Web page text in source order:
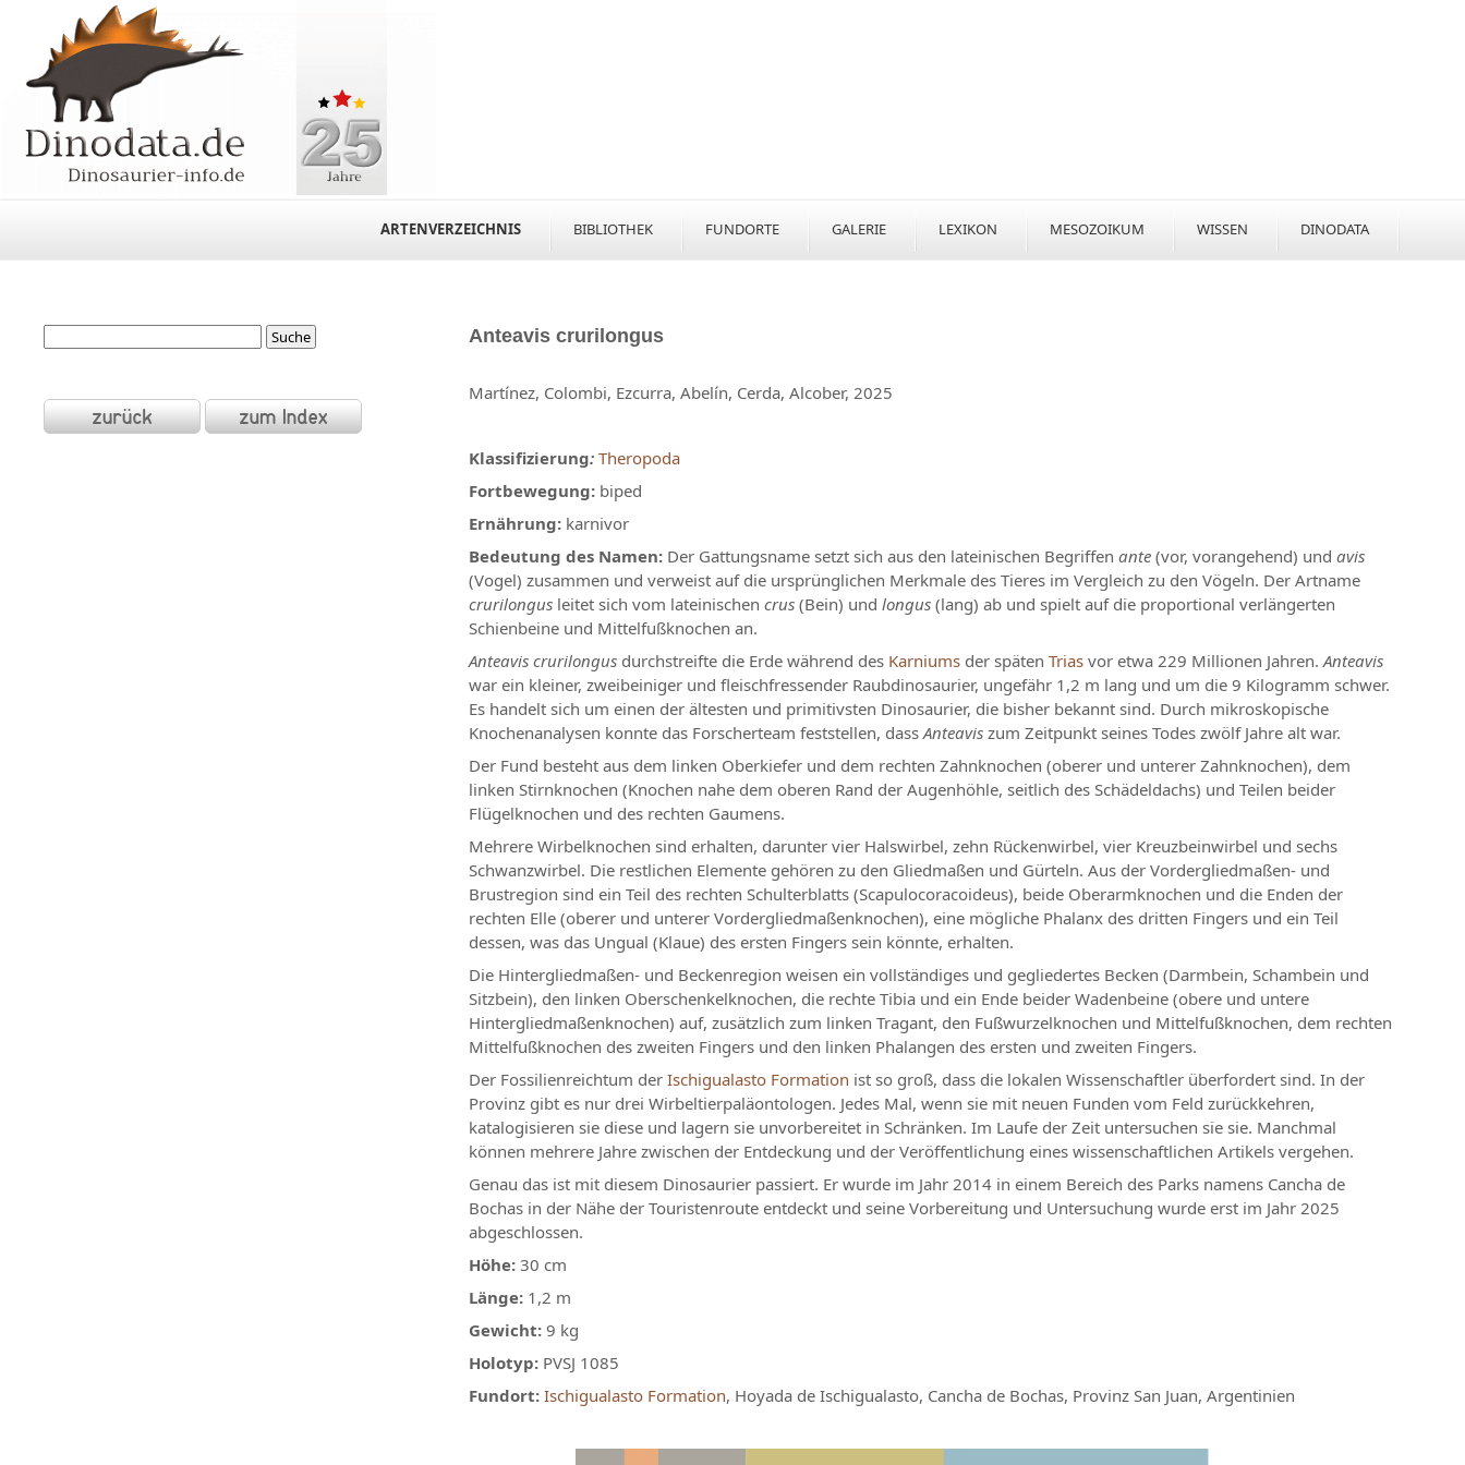
ARTENVERZEICHNIS BIBLIOTHEK FUNDORTE GALERIE LEXIKON MESOZOIKUM WISSEN DINODATA
Anteavis crurilongus
Martínez, Colombi, Ezcurra, Abelín, Cerda, Alcober, 2025
Klassifizierung: Theropoda
Fortbewegung: biped
Ernährung: karnivor
Bedeutung des Namen: Der Gattungsname setzt sich aus den lateinischen Begriffen ante (vor, vorangehend) und avis
(Vogel) zusammen und verweist auf die ursprünglichen Merkmale des Tieres im Vergleich zu den Vögeln. Der Artname
crurilongus leitet sich vom lateinischen crus (Bein) und longus (lang) ab und spielt auf die proportional verlängerten
Schienbeine und Mittelfußknochen an.
Anteavis crurilongus durchstreifte die Erde während des Karniums der späten Trias vor etwa 229 Millionen Jahren.Anteavis
war ein kleiner, zweibeiniger und fleischfressender Raubdinosaurier, ungefähr 1,2 m lang und um die 9 Kilogramm schwer.
Es handelt sich um einen der ältesten und primitivsten Dinosaurier, die bisher bekannt sind. Durch mikroskopische
Knochenanalysen konnte das Forscherteam feststellen, dassAnteavis zum Zeitpunkt seines Todes zwölf Jahre alt war.
Der Fund besteht aus dem linken Oberkiefer und dem rechten Zahnknochen (oberer und unterer Zahnknochen), dem
linken Stirnknochen (Knochen nahe dem oberen Rand der Augenhöhle, seitlich des Schädeldachs) und Teilen beider
Flügelknochen und des rechten Gaumens.
Mehrere Wirbelknochen sind erhalten, darunter vier Halswirbel, zehn Rückenwirbel, vier Kreuzbeinwirbel und sechs
Schwanzwirbel. Die restlichen Elemente gehören zu den Gliedmaßen und Gürteln. Aus der Vordergliedmaßen- und
Brustregion sind ein Teil des rechten Schulterblatts (Scapulocoracoideus), beide Oberarmknochen und die Enden der
rechten Elle (oberer und unterer Vordergliedmaßenknochen), eine mögliche Phalanx des dritten Fingers und ein Teil
dessen, was das Ungual (Klaue) des ersten Fingers sein könnte, erhalten.
Die Hintergliedmaßen- und Beckenregion weisen ein vollständiges und gegliedertes Becken (Darmbein, Schambein und
Sitzbein), den linken Oberschenkelknochen, die rechte Tibia und ein Ende beider Wadenbeine (obere und untere
Hintergliedmaßenknochen) auf, zusätzlich zum linken Tragant, den Fußwurzelknochen und Mittelfußknochen, dem rechten
Mittelfußknochen des zweiten Fingers und den linken Phalangen des ersten und zweiten Fingers.
Der Fossilienreichtum der Ischigualasto Formation ist so groß, dass die lokalen Wissenschaftler überfordert sind. In der
Provinz gibt es nur drei Wirbeltierpaläontologen. Jedes Mal, wenn sie mit neuen Funden vom Feld zurückkehren,
katalogisieren sie diese und lagern sie unvorbereitet in Schränken. Im Laufe der Zeit untersuchen sie sie. Manchmal
können mehrere Jahre zwischen der Entdeckung und der Veröffentlichung eines wissenschaftlichen Artikels vergehen.
Genau das ist mit diesem Dinosaurier passiert. Er wurde im Jahr 2014 in einem Bereich des Parks namens Cancha de
Bochas in der Nähe der Touristenroute entdeckt und seine Vorbereitung und Untersuchung wurde erst im Jahr 2025
abgeschlossen.
Höhe: 30 cm
Länge: 1,2 m
Gewicht: 9 kg
Holotyp: PVSJ 1085
Fundort: Ischigualasto Formation, Hoyada de Ischigualasto, Cancha de Bochas, Provinz San Juan, Argentinien